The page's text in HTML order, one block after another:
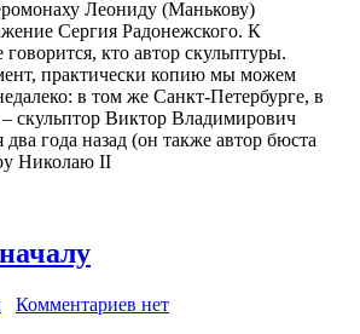
Леониду (Манькову)
Сергия Радонежского. К
кто автор скульптуры.
практически копию мы можем
в том же Санкт-Петербурге, в
скульптор Виктор Владимирович
года назад (он также автор бюста
Николаю II
Комментариев нет